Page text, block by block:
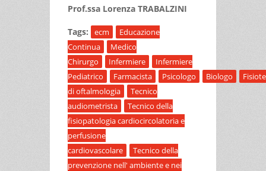
Prof.ssa Lorenza TRABALZINI
Tags: ecm
Educazione
Continua
Medico
Chirurgo
Infermiere
Infermiere
Pediatrico
Farmacista Psicologo Biologo
di oftalmologia
Tecnico
audiometrista
Tecnico della
fisiopatologia cardiocircolatoria e
perfusione
cardiovascolare
Tecnico della
prevenzione nell' ambiente e nei